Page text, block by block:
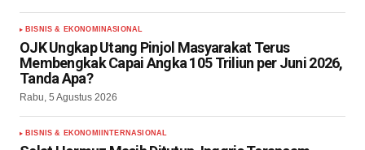
BISNIS & EKONOMI NASIONAL
OJK Ungkap Utang Pinjol Masyarakat Terus
Membengkak Capai Angka 105 Triliun per Juni 2026,
Tanda Apa?
Rabu, 5 Agustus 2026
BISNIS & EKONOMI INTERNASIONAL